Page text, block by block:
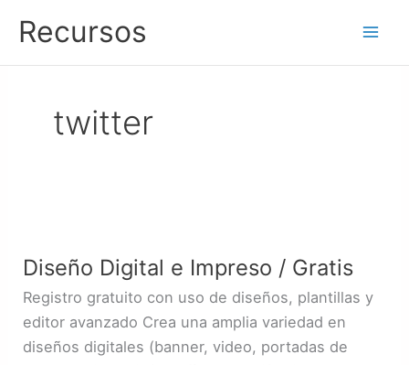
contenido
Recursos
twitter
Diseño Digital e Impreso / Gratis
Registro gratuito con uso de diseños, plantillas y
editor avanzado Crea una amplia variedad en
diseños digitales (banner, video, portadas de
e
Impreso
/
Gratis